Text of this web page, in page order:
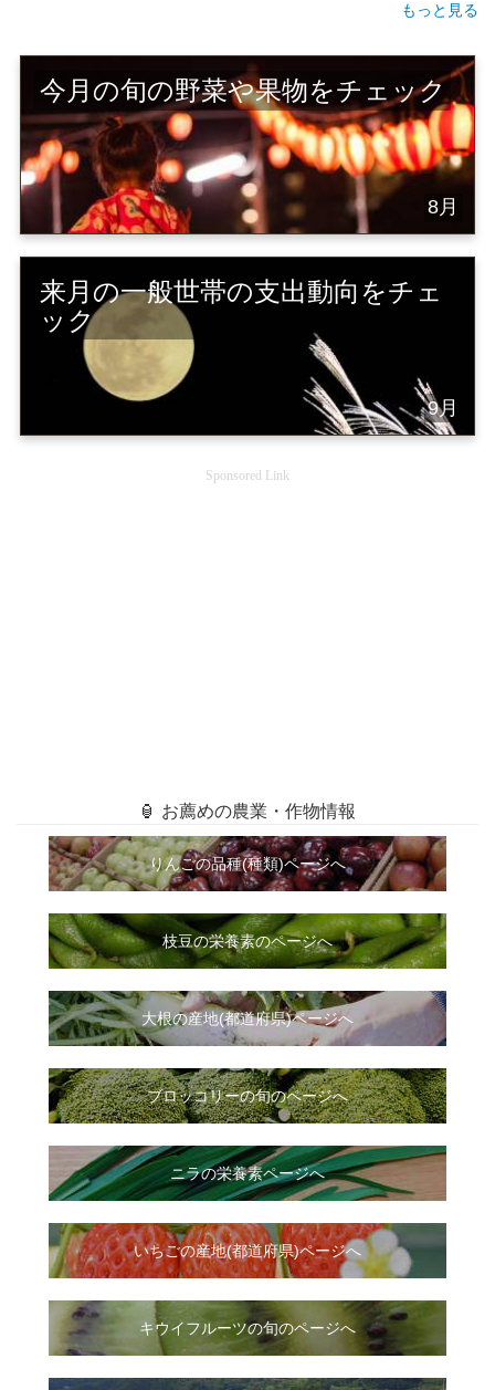
もっと見る
今月の旬の野菜や果物をチェック
8月
来月の一般世帯の支出動向をチェ
ック
9月
Sponsored Link
🏮 お薦めの農業・作物情報
りんごの品種(種類)ページへ
枝豆の栄養素のページへ
大根の産地(都道府県)ページへ
ブロッコリーの旬のページへ
ニラの栄養素ページへ
いちごの産地(都道府県)ページへ
キウイフルーツの旬のページへ